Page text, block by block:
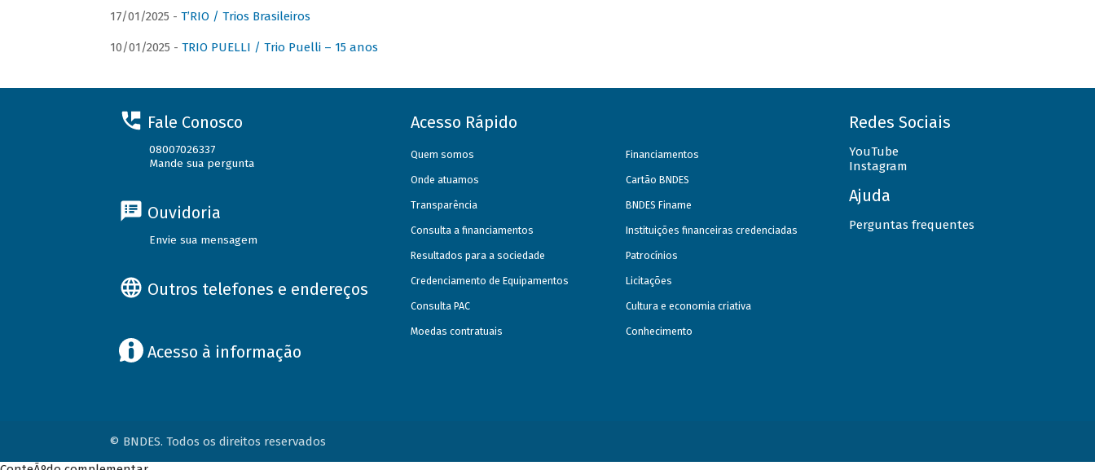
17/01/2025 - T’RIO / Trios Brasileiros
10/01/2025 - TRIO PUELLI / Trio Puelli – 15 anos
Fale Conosco
08007026337
Mande sua pergunta
Ouvidoria
Envie sua mensagem
Outros telefones e endereços
Acesso à informação
Acesso Rápido
Quem somos
Onde atuamos
Transparência
Consulta a financiamentos
Resultados para a sociedade
Credenciamento de Equipamentos
Consulta PAC
Moedas contratuais
Financiamentos
Cartão BNDES
BNDES Finame
Instituições financeiras credenciadas
Patrocínios
Licitações
Cultura e economia criativa
Conhecimento
Redes Sociais
YouTube
Instagram
Ajuda
Perguntas frequentes
© BNDES. Todos os direitos reservados